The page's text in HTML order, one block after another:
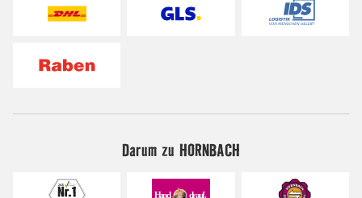
Darum zu HORNBACH